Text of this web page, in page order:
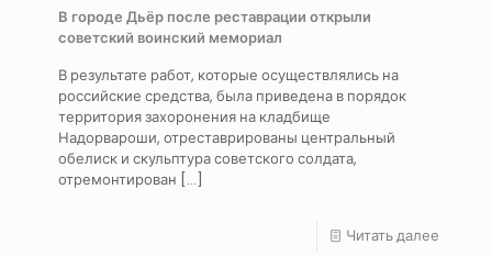
В городе Дьёр после реставрации открыли
советский воинский мемориал
В результате работ, которые осуществлялись на
российские средства, была приведена в порядок
территория захоронения на кладбище
Надорвароши, отреставрированы центральный
обелиск и скульптура советского солдата,
отремонтирован […]
Читать далее